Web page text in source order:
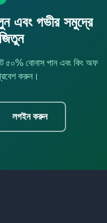
এবং গভীর সমুদ্রে
বোনাস পান এবং কিং অফ
করুন।
লগইন করুন